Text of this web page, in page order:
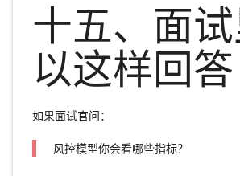
十五、面
以这样回答
如果面试官问：
风控模型你会看哪些指标？